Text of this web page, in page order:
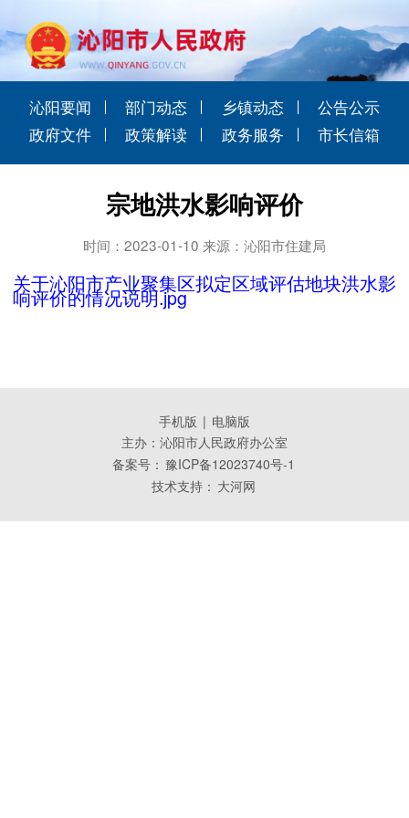
沁阳要闻 部门动态 乡镇动态
公告公示
政府文件
政策解读 政务服务 市长信箱
宗地洪水影响评价
时间：2023-01-10 来源：沁阳市住建局
关于沁阳市产业聚集区拟定区域评估地块洪水影
响评价的情况说明.jpg
手机版 | 电脑版
主办：沁阳市人民政府办公室
备案号： 豫ICP备12023740号-1
技术支持： 大河网